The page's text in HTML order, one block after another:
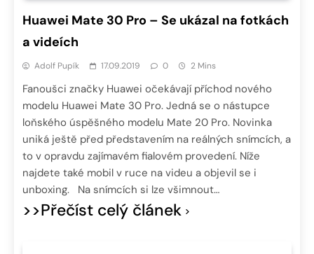
Huawei Mate 30 Pro – Se ukázal na fotkách
a videích
Adolf Pupík 17.09.2019 0 2 Mins
Fanoušci značky Huawei očekávají příchod nového
modelu Huawei Mate 30 Pro. Jedná se o nástupce
loňského úspěšného modelu Mate 20 Pro. Novinka
uniká ještě před představením na reálných snímcích, a
to v opravdu zajímavém fialovém provedení. Níže
najdete také mobil v ruce na videu a objevil se i
unboxing. Na snímcích si lze všimnout…
>>Přečíst celý článek